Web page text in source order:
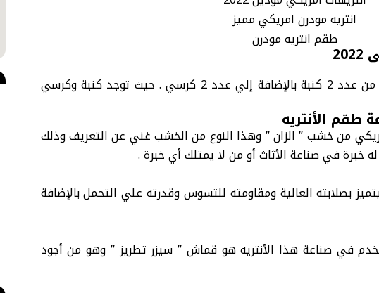
من عدد 2 كنبة بالإضافة إلي عدد 2 كرسي . حيث توجد كنبة وكرسي
طقم الأنتريه
من خشب ” الزان ” وهذا النوع من الخشب غني عن التعريفوذلك
في صناعة الأثاث أو من لا يمتلك أي خبرة .
بصلابته العالية ومقاومته للتسوس وقدرته علي التحمل بالإضافة
في صناعة هذا الأنتريه هو قماش ” سيزر تطريز ” وهو من أجود